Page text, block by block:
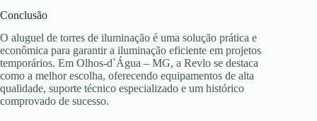
Conclusão
O aluguel de torres de iluminação é uma solução prática e
econômica para garantir a iluminação eficiente em projetos
temporários. Em Olhos-d`Água – MG, a Revlo se destaca
como a melhor escolha, oferecendo equipamentos de alta
qualidade, suporte técnico especializado e um histórico
comprovado de sucesso.